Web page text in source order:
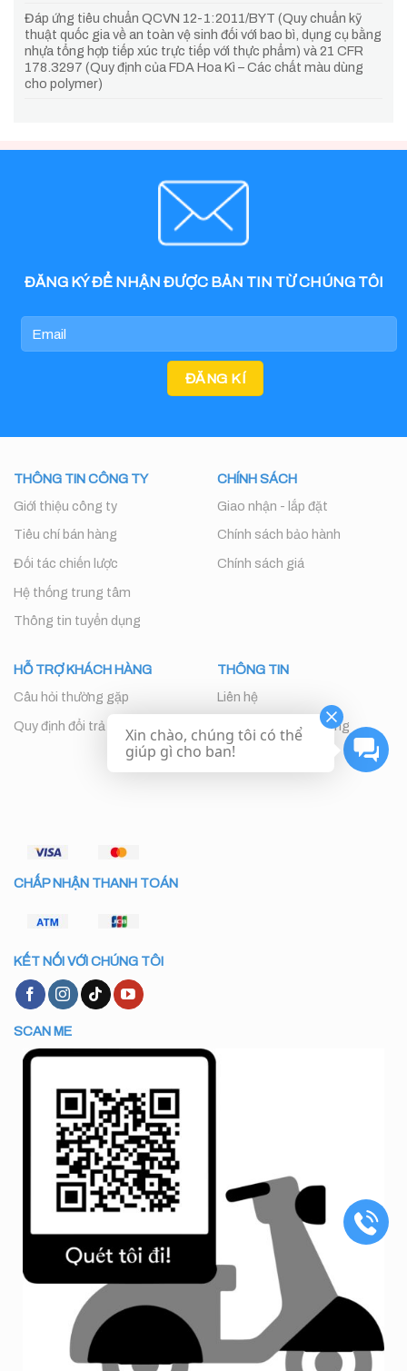
Đáp ứng tiêu chuẩn QCVN 12-1:2011/BYT (Quy chuẩn kỹ
thuật quốc gia về an toàn vệ sinh đối với bao bì, dụng cụ bằng
nhựa tổng hợp tiếp xúc trực tiếp với thực phẩm) và 21 CFR
178.3297 (Quy định của FDA Hoa Kì – Các chất màu dùng
cho polymer)
ĐĂNG KÝ ĐỂ NHẬN ĐƯỢC BẢN TIN TỪ CHÚNG TÔI
THÔNG TIN CÔNG TY
Giới thiệu công ty
Tiêu chí bán hàng
Đối tác chiến lược
Hệ thống trung tâm
Thông tin tuyển dụng
CHÍNH SÁCH
Giao nhận - lắp đặt
Chính sách bảo hành
Chính sách giá
HỖ TRỢ KHÁCH HÀNG
Câu hỏi thường gặp
Quy định đổi trả
THÔNG TIN
Liên hệ
Chăm sóc khách hàng
CHẤP NHẬN THANH TOÁN
KẾT NỐI VỚI CHÚNG TÔI
SCAN ME
Xin chào, chúng tôi có thể
giúp gì cho ban!